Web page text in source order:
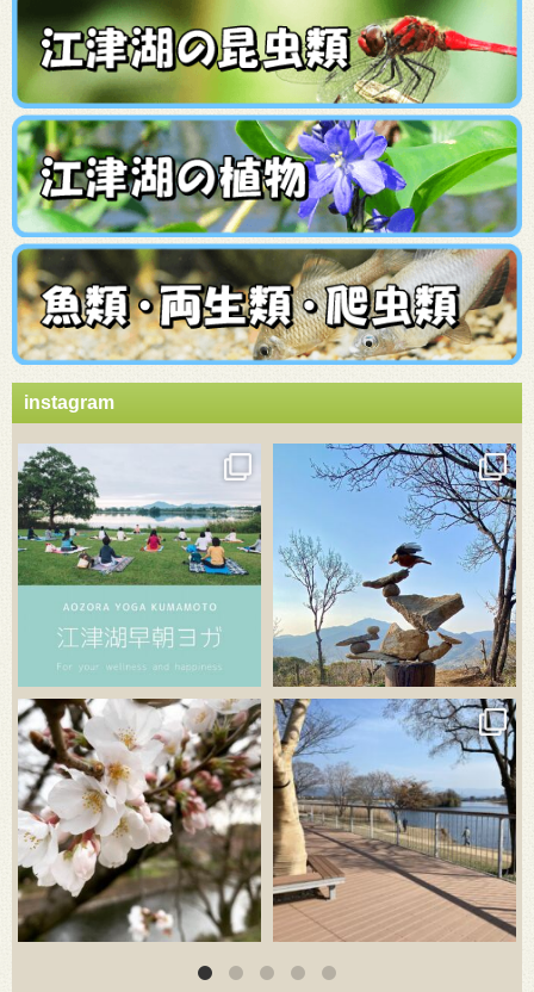
instagram
3月 20
3月 18
3月 18